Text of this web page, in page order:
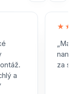
a
za